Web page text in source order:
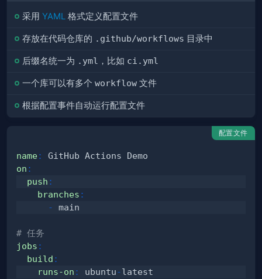
采用 YAML 格式定义配置文件
存放在代码仓库的 .github/workflows 目录中
后缀名统一为 .yml ，比如 ci.yml
一个库可以有多个 workflow 文件
根据配置事件自动运行配置文件
配置文件
name:
on :
push :
branches :
-
# 任务
jobs :
build :
runs-on : ubuntu-